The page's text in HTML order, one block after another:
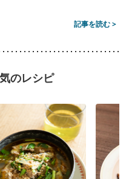
記事を読む >
のレシピ